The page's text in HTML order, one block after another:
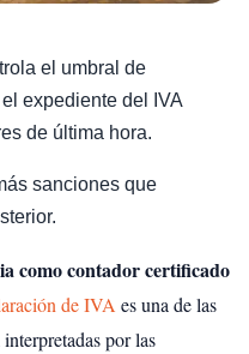
el umbral de
expediente del IVA
de última hora.
sanciones que
como contador certificado
de IVA es una de las
por las